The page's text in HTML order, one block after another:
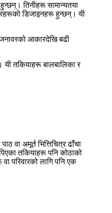
तिनीहरू सामान्यतया
डिजाइनहरू हुन्छन्। यी
आकारदेखि बढी
यी तकियाहरू बालबालिका र
वा अमूर्त भित्तिचित्र ढाँचा
तकियाहरू पनि कोठाको
परिवारको लागि पनि एक